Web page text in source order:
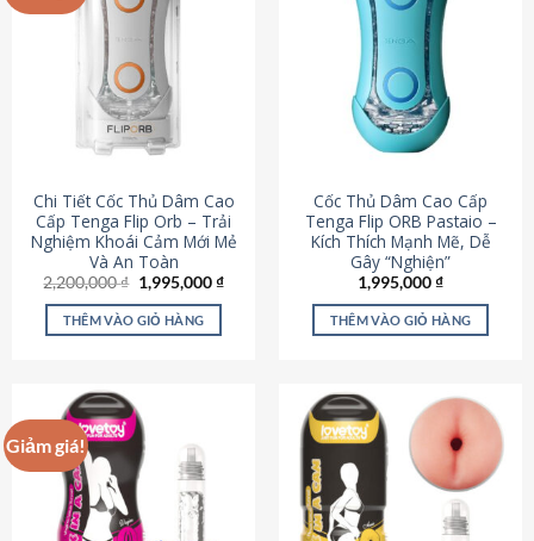
Chi Tiết Cốc Thủ Dâm Cao
Cấp Tenga Flip Orb – Trải
Nghiệm Khoái Cảm Mới Mẻ
Và An Toàn
2,200,000₫ Giá
gốc
là:
2,200,000 ₫.
1,995,000₫Giá
THÊM VÀO GIỎ HÀNG
Cốc Thủ Dâm Cao Cấp
Tenga Flip ORB Pastaio –
Kích Thích Mạnh Mẽ, Dễ
Gây “Nghiện”
1,995,000₫
THÊM VÀO GIỎ HÀNG
Giảm giá!